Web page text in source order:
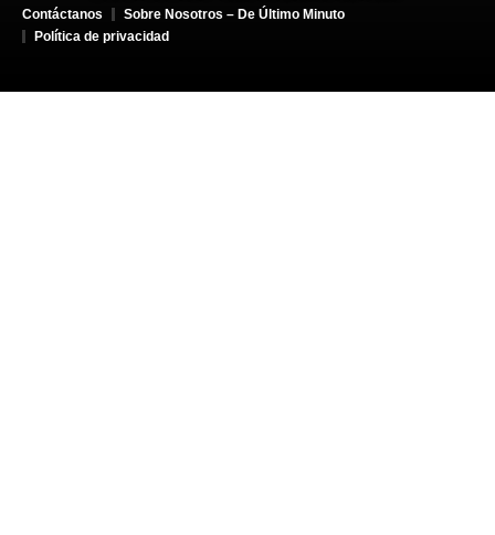
Contáctanos
Sobre Nosotros – De Último Minuto
Política de privacidad